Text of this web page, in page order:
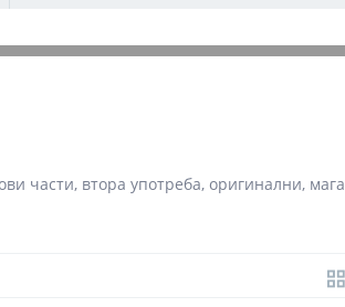
части, втора употреба, оригинални,